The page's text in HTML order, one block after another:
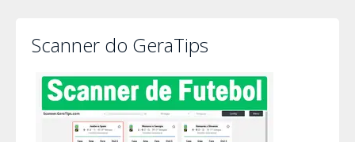
Scanner do GeraTips